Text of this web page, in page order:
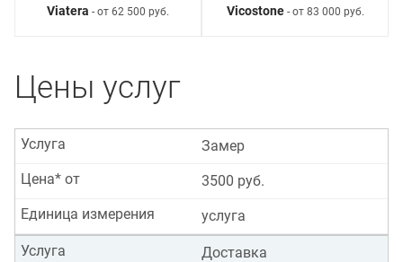
Viatera - от 62 500 руб. Vicostone- от 83 000 руб.
Цены услуг
Замер
Услуга
3500 руб.
Цена* от
услуга
Единица измерения
Доставка
Услуга